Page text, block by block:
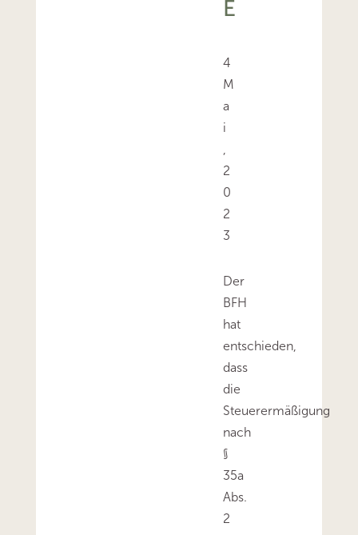
4
M
a
i
2
0
2
3
Der
BFH
hat
entschieden,
dass
die
Steuerermäßigung
nach
§
35a
Abs.
2